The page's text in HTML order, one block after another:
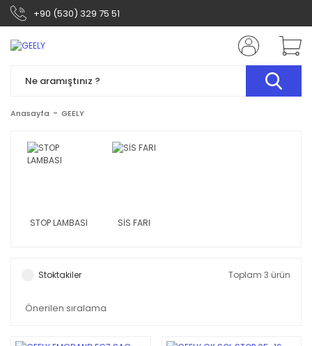
+90 (530) 329 75 51
Anasayfa GEELY
STOP LAMBASI SİS FARI
Stoktakiler Toplam 3 ürün